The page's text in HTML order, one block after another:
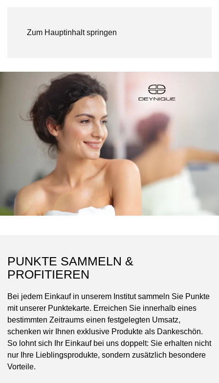
Zum Hauptinhalt springen
PUNKTE SAMMELN &
PROFITIEREN
Bei jedem Einkauf in unserem Institut sammeln Sie Punkte
mit unserer Punktekarte. Erreichen Sie innerhalb eines
bestimmten Zeitraums einen festgelegten Umsatz,
schenken wir Ihnen exklusive Produkte als Dankeschön.
So lohnt sich Ihr Einkauf bei uns doppelt: Sie erhalten nicht
nur Ihre Lieblingsprodukte, sondern zusätzlich besondere
Vorteile.